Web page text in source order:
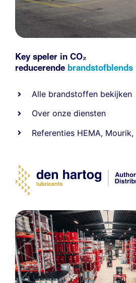
Key speler in CO₂
reducerende brandstofblends
Alle brandstoffen bekijken
Over onze diensten
Referenties HEMA, Mourik,